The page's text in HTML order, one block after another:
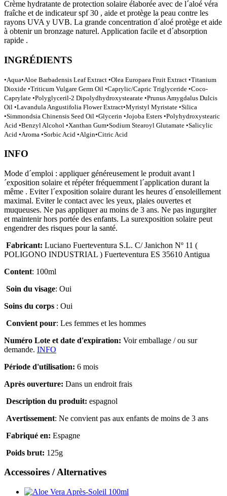
Crème hydratante de protection solaire élaborée avec de l´aloé véra
fraîche et de indicateur spf 30 , aide et protège la peau contre les
rayons UVA y UVB. La grande concentration d´aloé protège et aide
à obtenir un bronzage naturel. Application facile et d´absorption
rapide .
INGRÉDIENTS
•Aqua•Aloe Barbadensis Leaf Extract •Olea Europaea Fruit Extract •Titanium
Dioxide •Triticum Vulgare Germ Oil •Caprylic/Capric Triglyceride •Coco-
Caprylate •Polyglyceril-2 Dipolydhydroxystearate •Prunus Amygdalus Dulcis
Oil •Lavandula Angustifolia Flower Extract•Myristyl Myristate •Silica
•Simmondsia Chinensis Seed Oil •Glycerin •Jojoba Esters •Polyhydroxystearic
Acid •Benzyl Alcohol •Xanthan Gum•Sodium Stearoyl Glutamate •Salicylic
Acid •Aroma •Sorbic Acid •Algin•Citric Acid
INFO
Mode d´emploi : appliquer généreusement le produit avant l
´exposition solaire et répéter fréquemment l´application durant la
même . Eviter l´exposition solaire durant les heures d´ensoleillement
maximal. Eviter le contact avec les yeux, plaies ouvertes et
muqueuses. Ne pas appliquer au moins de 3 ans. Ne pas ingurgiter
et maintenir hors portée des enfants. La surexposition solaire peut
engendrer des risques pour la santé.
Fabricant: Luciano Fuerteventura S.L. C/ Janichon Nº 11 (
POLIGONO INDUSTRIAL ) Fuerteventura ES 35610 Antigua
Content: 100ml
Soin du visage: Oui
Soins du corps : Oui
Convient pour: Les femmes et les hommes
Numéro Lote et date d'expiration: Voir emballage /ou sur
demande. INFO
Période d'utilisation: 6 mois
Après ouverture: Dans un endroit frais
Description du produit: espagnol
Avertissement: Ne convient pas aux enfants de moins de 3 ans
Fabriqué en: Espagne
Poids brut: 125g
Accessoires / Alternatives